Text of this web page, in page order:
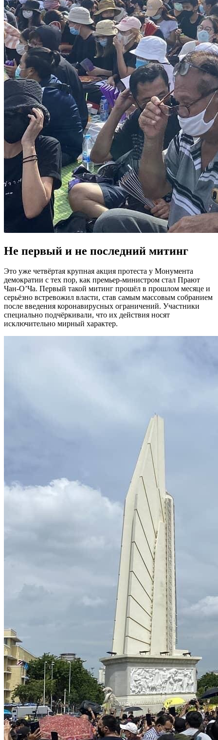
Не первый и не последний митинг
Это уже четвёртая крупная акция протеста у Монумента
демократии с тех пор, как премьер-министром стал Прают
Чан-О’Ча. Первый такой митинг прошёл в прошлом месяце и
серьёзно встревожил власти, став самым массовым собранием
после введения коронавирусных ограничений. Участники
специально подчёркивали, что их действия носят
исключительно мирный характер.